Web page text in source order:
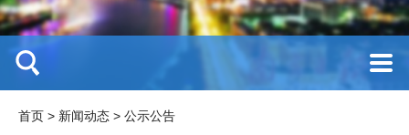
首页 > 新闻动态 > 公示公告